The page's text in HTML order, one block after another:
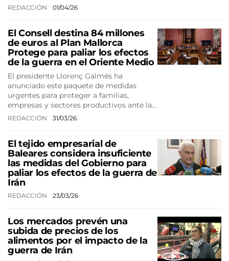
REDACCIÓN 01/04/26
El Consell destina 84 millones
de euros al Plan Mallorca
Protege para paliar los efectos
de la guerra en el Oriente Medio
El presidente Llorenç Galmés ha
anunciado este paquete de medidas
urgentes para proteger a familias,
empresas y sectores productivos ante la…
REDACCIÓN 31/03/26
El tejido empresarial de
Baleares considera insuficiente
las medidas del Gobierno para
paliar los efectos de la guerra de
Irán
REDACCIÓN 23/03/26
Los mercados prevén una
subida de precios de los
alimentos por el impacto de la
guerra de Irán